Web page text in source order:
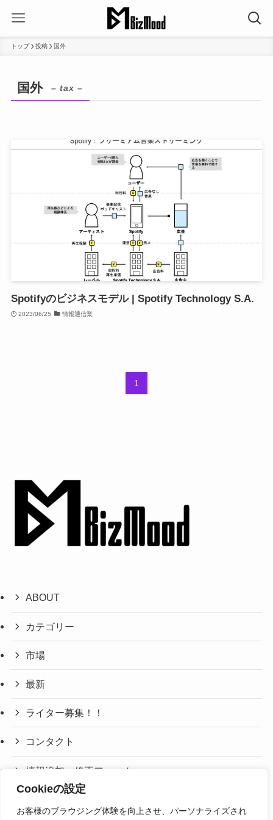
Cookieの設定
お客様のブラウジング体験を向上させ、パーソナライズされ
トップ 投稿 国外
国外 – tax –
Spotifyのビジネスモデル | Spotify Technology S.A.
2023/06/25 情報通信業
1
ABOUT
カテゴリー
市場
最新
ライター募集！！
コンタクト
情報追加・修正フォーム